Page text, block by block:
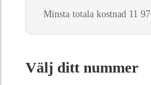
Minsta totala kostnad 11
Välj ditt nummer